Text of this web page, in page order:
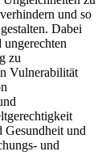
und so
Dabei
ungerechten
zu
Vulnerabilität
und
und